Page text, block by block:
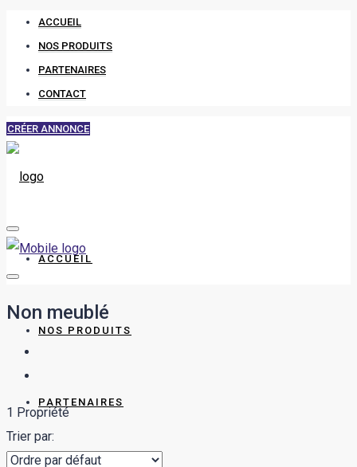
ACCUEIL
NOS PRODUITS
PARTENAIRES
CONTACT
CRÉER ANNONCE
ACCUEIL
NOS PRODUITS
PARTENAIRES
Non meublé
1 Propriété
Trier par: